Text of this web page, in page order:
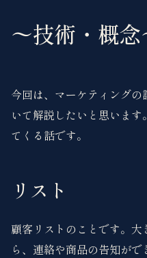
〜技術・概念
今回は、マーケティング
いて解説したいと思いま
てくる話です。
リスト
顧客リストのことです。
ら、連絡や商品の告知が